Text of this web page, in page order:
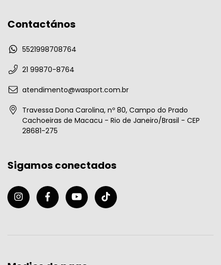
Contactános
5521998708764
21 99870-8764
atendimento@wasport.com.br
Travessa Dona Carolina, nº 80, Campo do Prado
Cachoeiras de Macacu - Rio de Janeiro/Brasil - CEP
28681-275
Sigamos conectados